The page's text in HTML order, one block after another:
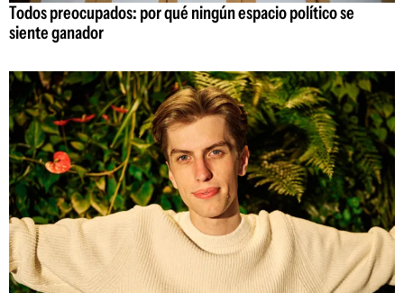
Todos preocupados: por qué ningún espacio político se
siente ganador